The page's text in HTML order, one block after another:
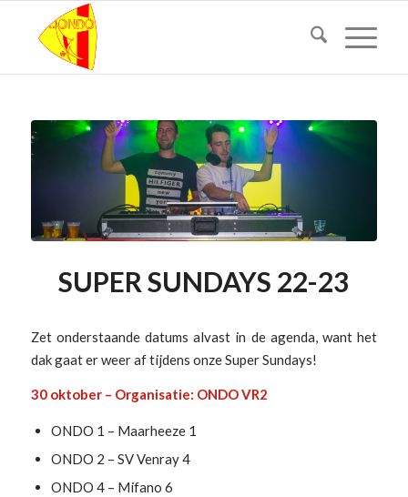
SUPER SUNDAYS 22-23
Zet onderstaande datums alvast in de agenda, want het
dak gaat er weer af tijdens onze Super Sundays!
30 oktober – Organisatie: ONDO VR2
ONDO 1 – Maarheeze 1
ONDO 2 – SV Venray 4
ONDO 4 – Mifano 6